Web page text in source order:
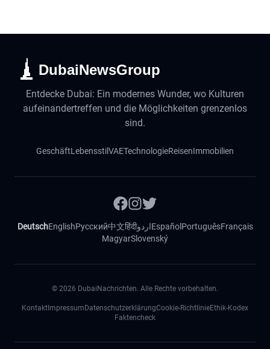
DubaiNewsGroup
Entdecke Dubai: Ein modernes Wunder, wo Kulturen
aufeinandertreffen und die Möglichkeiten grenzenlos
sind.
GeschäftLebensstilVAETechnologieReisenImmobilien
DeutschEnglishРусский中文हिंदीاردوEspañol PortuguêsFrançais
MagyarSlovenský
© 2026 DubaiNachrichten. Alle Rechte vorbehalten.
Kontakt Impressum DatenschutzerklärungCookie-RichtlinieEthik-Kodex
Faktencheck